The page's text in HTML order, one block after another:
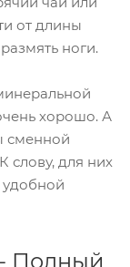
от длины
ноги.
хорошо. А
сменной
слову, для них
удобной
Полный